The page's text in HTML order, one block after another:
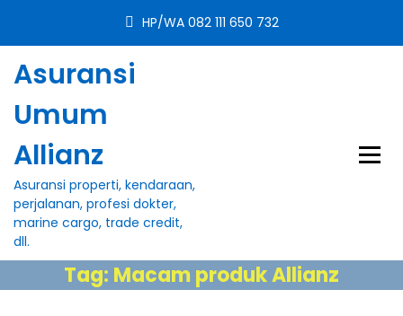
i
HP/WA 082 111 650 732
Asuransi
Umum
Allianz
Asuransi properti, kendaraan,
perjalanan, profesi dokter,
marine cargo, trade credit,
dll.
Tag: Macam produk Allianz